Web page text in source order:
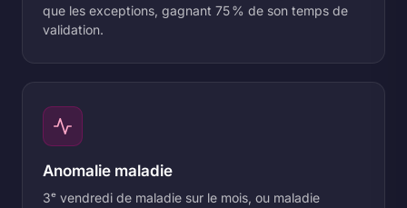
que les exceptions, gagnant 75 % de son temps de
validation.
Anomalie maladie
3ᵉ vendredi de maladie sur le mois, ou maladie